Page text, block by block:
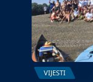
VIJESTI